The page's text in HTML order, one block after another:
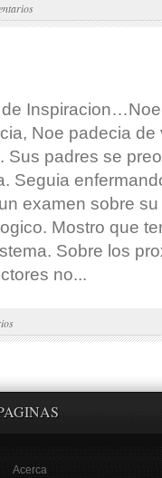
de
Noe padecia
Sus padres se
Seguia
examen sobre
Mostro que
Sobre los
no...
Acerca